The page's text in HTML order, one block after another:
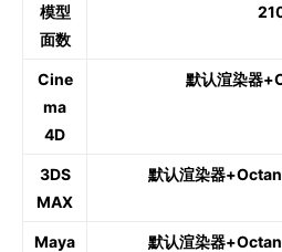
模型
面数
Cine
ma
4D
默认渲染器
3DS
MAX
默认渲染器
Maya 默认渲染器